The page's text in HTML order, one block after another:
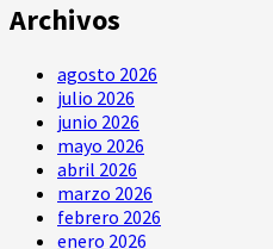
Archivos
agosto 2026
julio 2026
junio 2026
mayo 2026
abril 2026
marzo 2026
febrero 2026
enero 2026